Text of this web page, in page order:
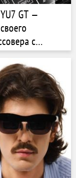
GT —
с
за 2,9